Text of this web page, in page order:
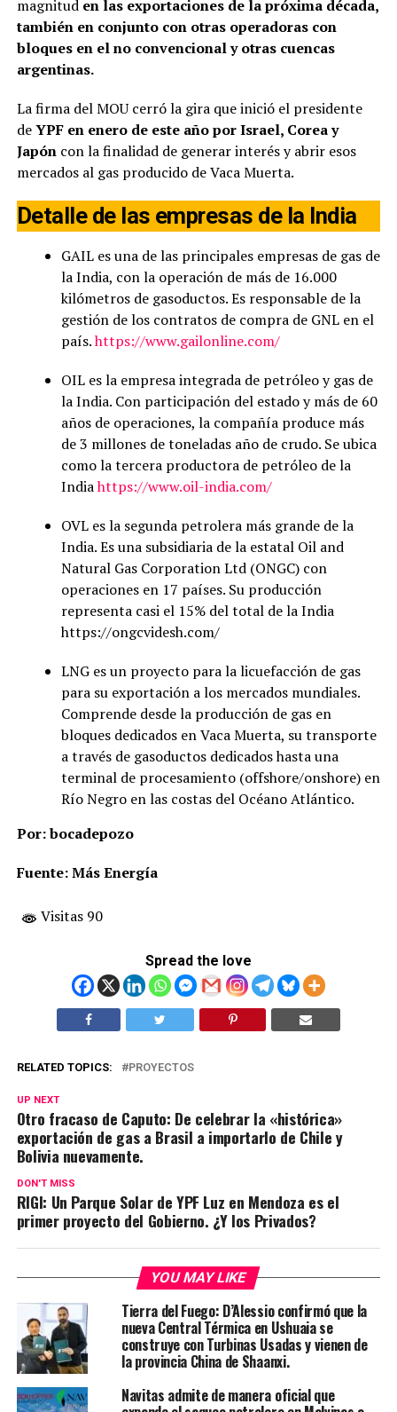
magnitud en las exportaciones de la próxima década,
también en conjunto con otras operadoras con
bloques en el no convencional y otras cuencas
argentinas.
La firma del MOU cerró la gira que inició el presidente
deYPF en enero de este año por Israel, Corea y
Japóncon la finalidad de generar interés y abrir esos
mercados al gas producido de Vaca Muerta.
Detalle de las empresas de la India
GAIL es una de las principales empresas de gas de
la India, con la operación de más de 16.000
kilómetros de gasoductos. Es responsable de la
gestión de los contratos de compra de GNL en el
país.https://www.gailonline.com/
OIL es la empresa integrada de petróleo y gas de
la India. Con participación del estado y más de 60
años de operaciones, la compañía produce más
de 3 millones de toneladas año de crudo. Se ubica
como la tercera productora de petróleo de la
Indiahttps://www.oil-india.com/
OVL es la segunda petrolera más grande de la
India. Es una subsidiaria de la estatal Oil and
Natural Gas Corporation Ltd (ONGC) con
operaciones en 17 países. Su producción
representa casi el 15% del total de la India
https://ongcvidesh.com/
LNG es un proyecto para la licuefacción de gas
para su exportación a los mercados mundiales.
Comprende desde la producción de gas en
bloques dedicados en Vaca Muerta, su transporte
a través de gasoductos dedicados hasta una
terminal de procesamiento (offshore/onshore) en
Río Negro en las costas del Océano Atlántico.
Por: bocadepozo
Fuente: Más Energía
Visitas 90
Spread the love
RELATED TOPICS: PROYECTOS
UP NEXT
Otro fracaso de Caputo: De celebrar la «histórica»
exportación de gas a Brasil a importarlo de Chile y
Bolivia nuevamente.
DON'T MISS
RIGI: Un Parque Solar de YPF Luz en Mendoza es el
primer proyecto del Gobierno. ¿Y los Privados?
YOU MAY LIKE
Tierra del Fuego: D’Alessio confirmó que la
nueva Central Térmica en Ushuaia se
construye con Turbinas Usadas y vienen de
la provincia China de Shaanxi.
Navitas admite de manera oficial que